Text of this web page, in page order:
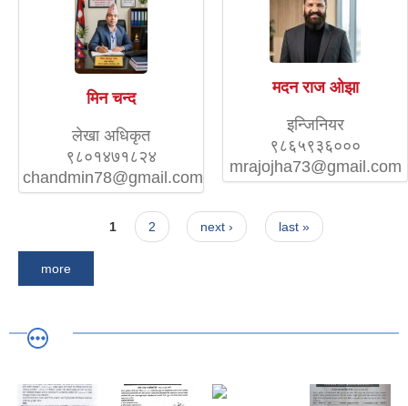
मिन चन्द
लेखा अधिकृत
९८०१४७१८२४
chandmin78@gmail.com
मदन राज ओझा
इन्जिनियर
९८६५९३६०००
mrajojha73@gmail.com
1 2 next › last »
more